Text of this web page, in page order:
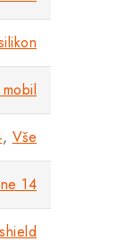
, Vše
14